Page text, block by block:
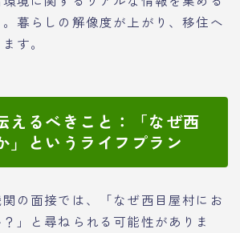
暮らしの解像度が上がり、移住へ
す。
えるべきこと：「なぜ西
」というライフプラン
の面接では、「なぜ西目屋村にお
」と尋ねられる可能性がありま